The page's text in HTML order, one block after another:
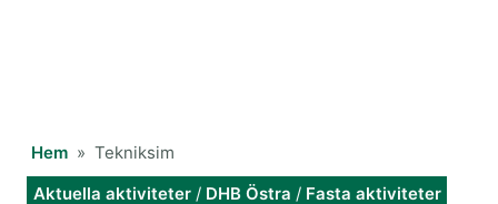
Hem » Tekniksim
Aktuella aktiviteter/ DHB Östra / Fasta aktiviteter